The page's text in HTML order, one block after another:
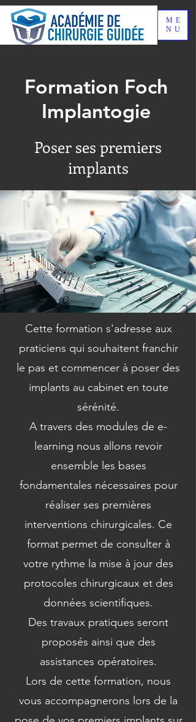
ME
NU
Formation Foch
Implantogie
Poser ses premiers
implants
Cette formation s'adresse aux
praticiens qui souhaitent franchir
le pas et commencer à poser des
implants au cabinet en toute
sérénité.
A travers des modules de e-
learning nous allons revoir
ensemble les bases
fondamentales nécessaires pour
réaliser ses premières
interventions chirurgicales. Ce
format permet de consulter à
votre rythme la mise à jour des
protocoles chirurgicaux et des
données scientifiques.
Des travaux pratiques seront
proposés ainsi que des
assistances opératoires.
Lors de cette formation, nous
vous accompagnerons lors de la